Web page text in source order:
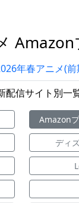
年春アニメ(前
配信サイト別一
Amazon
ディ